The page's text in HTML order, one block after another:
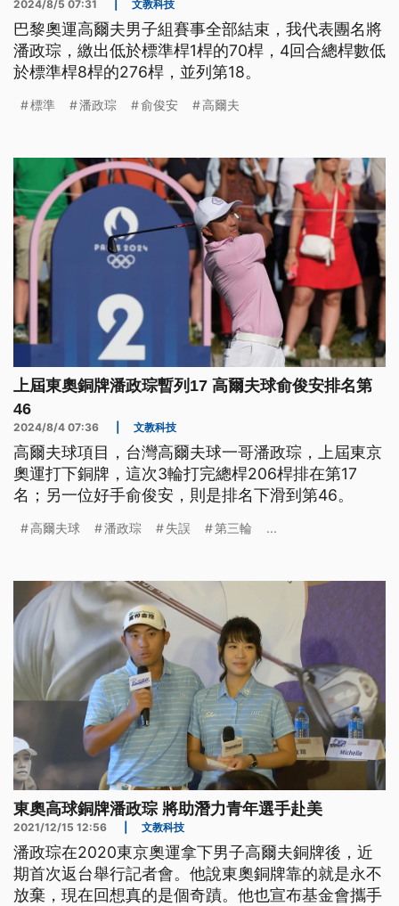
2024/8/5 07:31 文教科技
巴黎奧運高爾夫男子組賽事全部結束，我代表團名將
潘政琮，繳出低於標準桿1桿的70桿，4回合總桿數低
於標準桿8桿的276桿，並列第18。
標準 潘政琮 俞俊安 高爾夫
上屆東奧銅牌潘政琮暫列17 高爾夫球俞俊安排名第
46
2024/8/4 07:36 文教科技
高爾夫球項目，台灣高爾夫球一哥潘政琮，上屆東京
奧運打下銅牌，這次3輪打完總桿206桿排在第17
名；另一位好手俞俊安，則是排名下滑到第46。
高爾夫球 潘政琮 失誤 第三輪 ...
東奧高球銅牌潘政琮 將助潛力青年選手赴美
2021/12/15 12:56 文教科技
潘政琮在2020東京奧運拿下男子高爾夫銅牌後，近
期首次返台舉行記者會。他說東奧銅牌靠的就是永不
放棄，現在回想真的是個奇蹟。他也宣布基金會攜手